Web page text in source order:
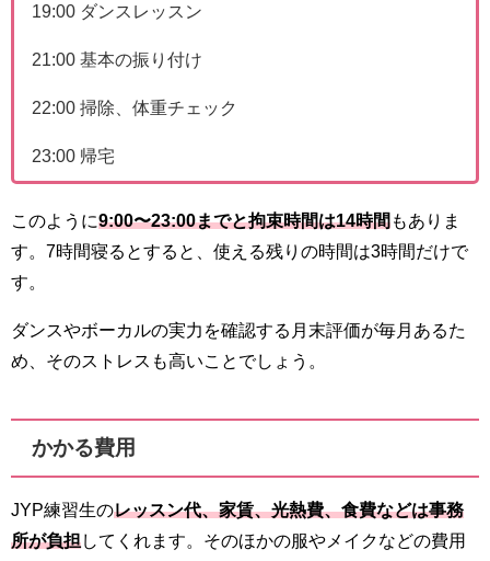
19:00 ダンスレッスン
21:00 基本の振り付け
22:00 掃除、体重チェック
23:00 帰宅
このように9:00〜23:00までと拘束時間は14時間もありま
す。7時間寝るとすると、使える残りの時間は3時間だけで
す。
ダンスやボーカルの実力を確認する月末評価が毎月あるた
め、そのストレスも高いことでしょう。
かかる費用
JYP練習生のレッスン代、家賃、光熱費、食費などは事務
所が負担してくれます。そのほかの服やメイクなどの費用